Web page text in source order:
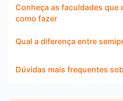
Conheça as faculdades que
como fazer
Qual a diferença entre
Dúvidas mais frequentes